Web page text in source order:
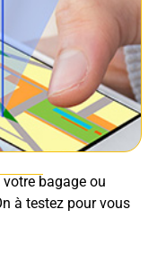
bagage ou
à testez pour vous